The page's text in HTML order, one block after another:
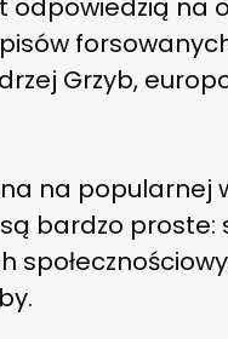
odpowiedzią na
Grzyb,
na popularnej
bardzo proste: